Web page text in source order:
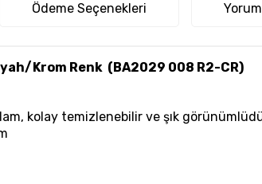
Ödeme Seçenekleri
Krom Renk (BA2029 008 R2-CR)
kolay temizlenebilir ve şık